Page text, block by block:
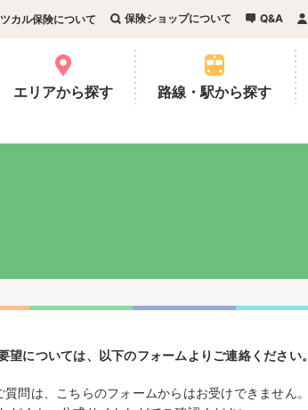
ツカル保険について 保険ショップについて Q&A
エリアから探す 路線・駅から探す
については、以下のフォームよりご連絡ください。
問は、こちらのフォームからはお受けできません。